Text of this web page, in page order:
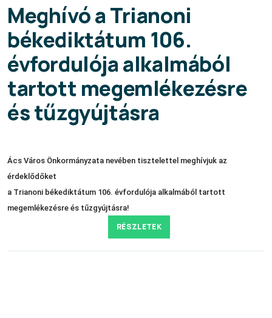
Meghívó a Trianoni
békediktátum 106.
évfordulója alkalmából
tartott megemlékezésre
és tűzgyújtásra
Ács Város Önkormányzata nevében tisztelettel meghívjuk az
érdeklődőket
a Trianoni békediktátum 106. évfordulója alkalmából tartott
megemlékezésre és tűzgyújtásra!
RÉSZLETEK